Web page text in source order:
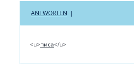
ANTWORTEN |
<u>писа</u>